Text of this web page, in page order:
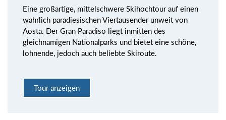
Eine großartige, mittelschwere Skihochtour auf einen
wahrlich paradiesischen Viertausender unweit von
Aosta. Der Gran Paradiso liegt inmitten des
gleichnamigen Nationalparks und bietet eine schöne,
lohnende, jedoch auch beliebte Skiroute.
Tour anzeigen